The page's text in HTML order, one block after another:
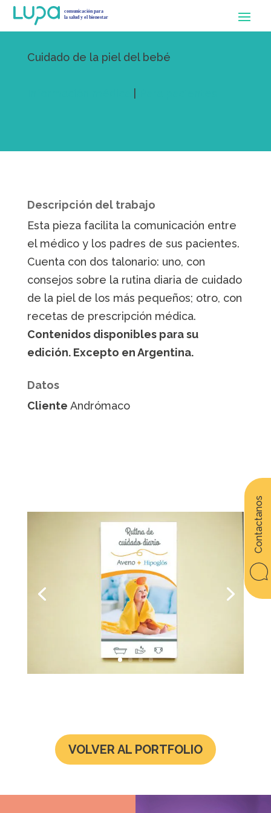
Contactanos
Cuidado de la piel del bebé
Descripción del trabajo
Esta pieza facilita la comunicación entre
el médico y los padres de sus pacientes.
Cuenta con dos talonario: uno, con
consejos sobre la rutina diaria de cuidado
de la piel de los más pequeños; otro, con
recetas de prescripción médica.
Contenidos disponibles para su
edición. Excepto en Argentina.
Datos
Cliente Andrómaco
VOLVER AL PORTFOLIO